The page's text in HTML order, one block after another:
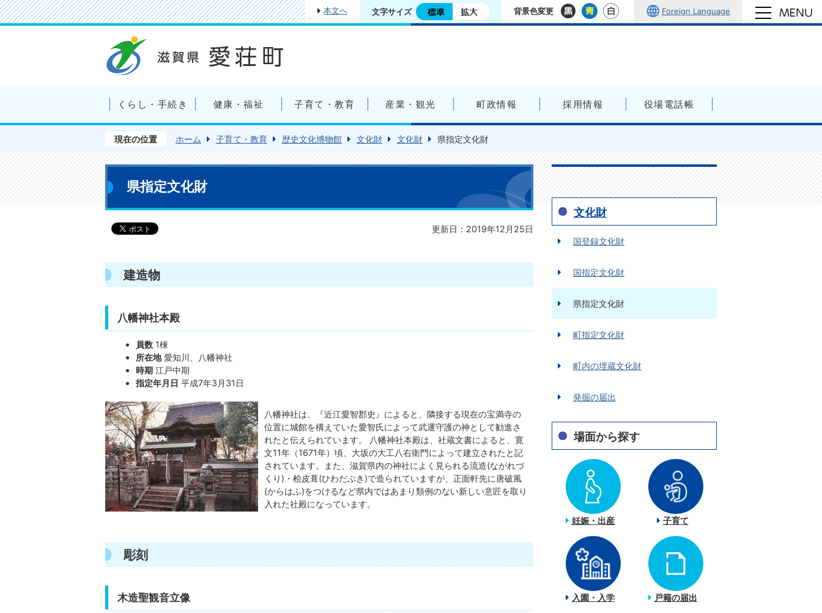
本文へ 文字サイズ 背景色変更 Foreign Language
くらし・手続き 健康・福祉 子育て・教育 産業・観光 町政情報 採用情報 役場電話帳
現在の位置 ホーム 子育て・教育 歴史文化博物館 文化財 文化財 県指定文化財
県指定文化財
更新日：2019年12月25日
建造物
八幡神社本殿
員数 1棟
所在地愛知川、八幡神社
時期 江戸中期
指定年月日 平成7年3月31日
八幡神社は、『近江愛智郡史』によると、隣接する現在の宝満寺の
位置に城館を構えていた愛智氏によって武運守護の神として勧進さ
れたと伝えられています。 八幡神社本殿は、社蔵文書によると、寛
文11年（1671年）頃、大坂の大工八右衛門によって建立されたと記
されています。また、滋賀県内の神社によく見られる流造(ながれづ
くり)・桧皮葺(ひわだぶき)で造られていますが、正面軒先に唐破風
(からはふ)をつけるなど県内ではあまり類例のない新しい意匠を取り
入れた社殿になっています。
彫刻
木造聖観音立像
文化財
国登録文化財
国指定文化財
県指定文化財
町指定文化財
町内の埋蔵文化財
発掘の届出
場面から探す
妊娠・出産 子育て
入園・入学 戸籍の届出